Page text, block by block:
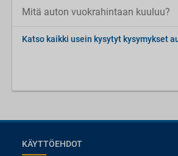
Mitä auton vuokrahintaan kuuluu?
Katso kaikki usein kysytyt kysymykset
KÄYTTÖEHDOT